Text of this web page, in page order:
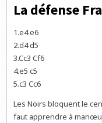
La défense
1.e4 e6
2.d4 d5
3.Cc3 Cf6
4.e5 c5
5.c3 Cc6
Les Noirs bloquent le
faut apprendre à